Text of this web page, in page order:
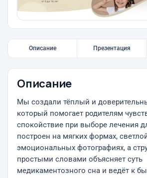
Описание Презентация
Описание
Мы создали тёплый и
который помогает родителям
спокойствие при выборе лечения
построен на мягких формах,
эмоциональных фотографиях, а
простыми словами объясняет суть
медикаментозного сна и ведёт к